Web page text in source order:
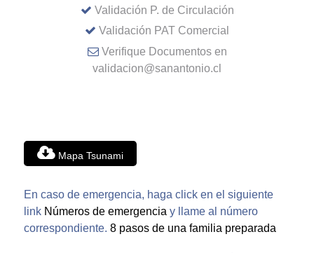
Validación P. de Circulación
Validación PAT Comercial
Verifique Documentos en
validacion@sanantonio.cl
Mapa Tsunami
En caso de emergencia, haga click en el siguiente
link Números de emergencia y llame al número
correspondiente. 8 pasos de una familia preparada